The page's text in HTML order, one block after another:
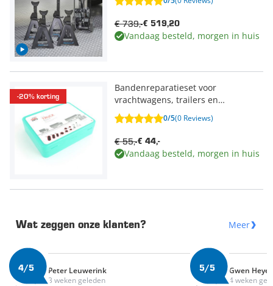
€ 519,20
€ 739,-
Vandaag besteld, morgen in huis
-20% korting
Bandenreparatieset voor
vrachtwagens, trailers en
tourbussen
0/5(0 Reviews)
€ 44,-
€ 55,-
Vandaag besteld, morgen in huis
Wat zeggen onze klanten? Meer
4/5
Peter Leuwerink
3 weken geleden
5/5
Gwen Heye
4 weken